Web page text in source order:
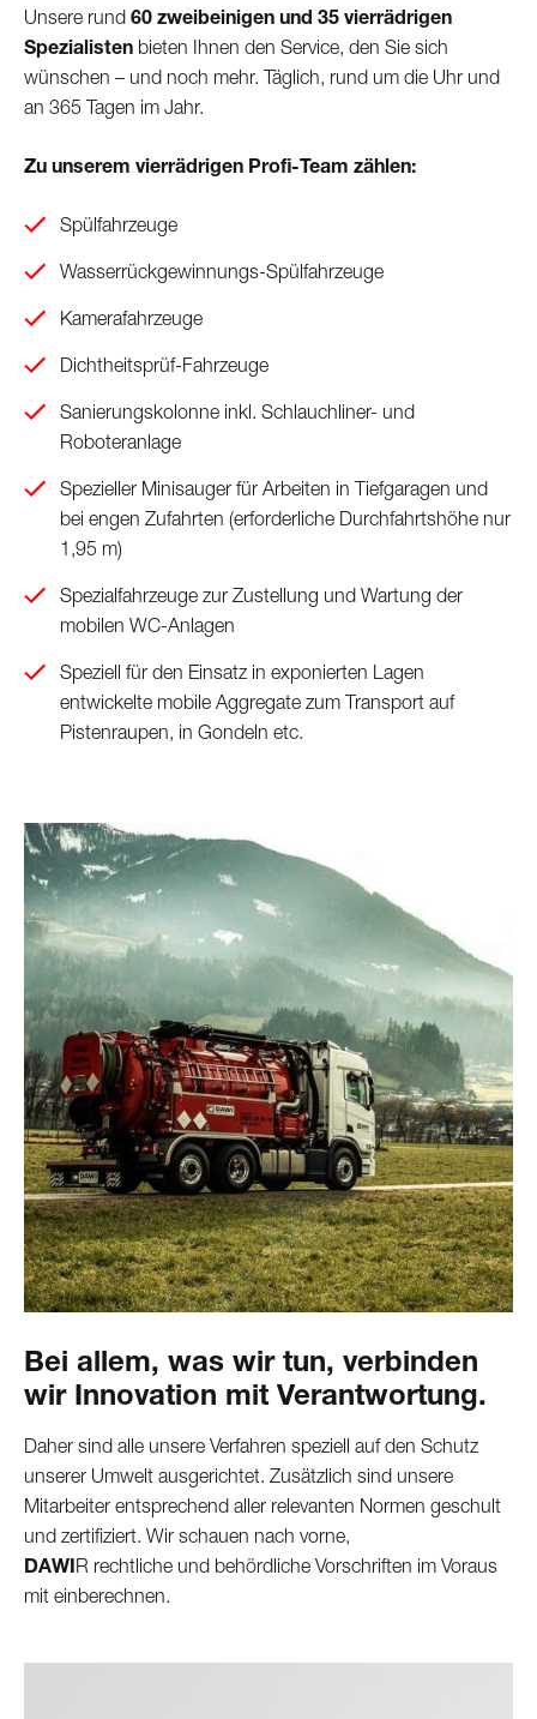
Unsere rund 60 zweibeinigen und 35 vierrädrigen
Spezialisten bieten Ihnen den Service, den Sie sich
wünschen – und noch mehr. Täglich, rund um die Uhr und
an 365 Tagen im Jahr.
Zu unserem vierrädrigen Profi-Team zählen:
Spülfahrzeuge
Wasserrückgewinnungs-Spülfahrzeuge
Kamerafahrzeuge
Dichtheitsprüf-Fahrzeuge
Sanierungskolonne inkl. Schlauchliner- und
Roboteranlage
Spezieller Minisauger für Arbeiten in Tiefgaragen und
bei engen Zufahrten (erforderliche Durchfahrtshöhe nur
1,95 m)
Spezialfahrzeuge zur Zustellung und Wartung der
mobilen WC-Anlagen
Speziell für den Einsatz in exponierten Lagen
entwickelte mobile Aggregate zum Transport auf
Pistenraupen, in Gondeln etc.
Bei allem, was wir tun, verbinden
wir Innovation mit Verantwortung.
Daher sind alle unsere Verfahren speziell auf den Schutz
unserer Umwelt ausgerichtet. Zusätzlich sind unsere
Mitarbeiter entsprechend aller relevanten Normen geschult
und zertifiziert. Wir schauen nach vorne,
DAWIR rechtliche und behördliche Vorschriften im Voraus
mit einberechnen.